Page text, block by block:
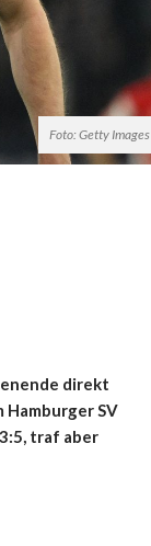
Foto: Getty Images
direkt
SV
traf aber